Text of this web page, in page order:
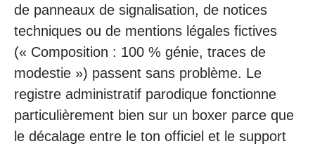
de panneaux de signalisation, de notices
techniques ou de mentions légales fictives
(« Composition : 100 % génie, traces de
modestie ») passent sans problème. Le
registre administratif parodique fonctionne
particulièrement bien sur un boxer parce que
le décalage entre le ton officiel et le support